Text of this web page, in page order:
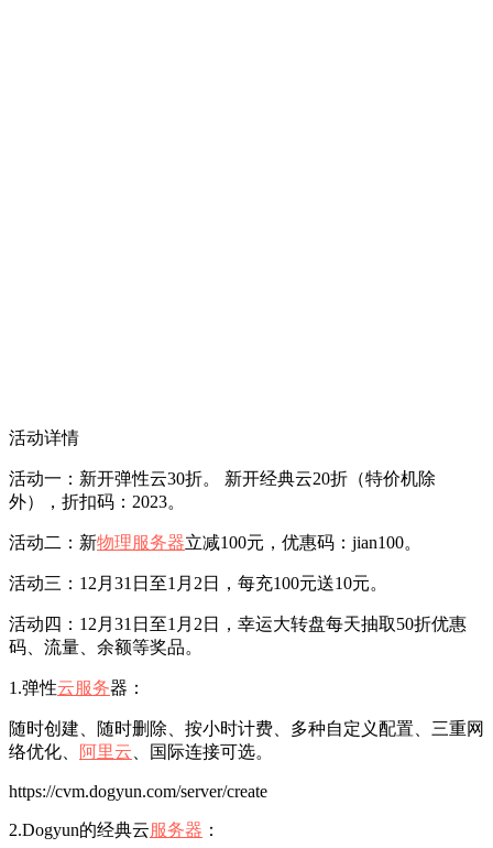
活动详情
活动一：新开弹性云30折。 新开经典云20折（特价机除
外），折扣码：2023。
活动二：新物理服务器立减100元，优惠码：jian100。
活动三：12月31日至1月2日，每充100元送10元。
活动四：12月31日至1月2日，幸运大转盘每天抽取50折优惠
码、流量、余额等奖品。
1.弹性云服务器：
随时创建、随时删除、按小时计费、多种自定义配置、三重网
络优化、
阿里云 、国际连接可选。
https://cvm.dogyun.com/server/create
2.Dogyun的经典云服务器 ：